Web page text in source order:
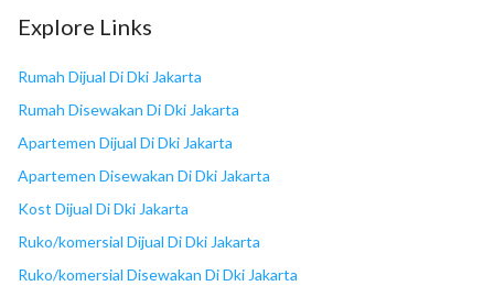
18 PGC
Explore Links
Rumah Dijual Di Dki Jakarta
Rumah Disewakan Di Dki Jakarta
Apartemen Dijual Di Dki Jakarta
Apartemen Disewakan Di Dki Jakarta
Kost Dijual Di Dki Jakarta
Ruko/komersial Dijual Di Dki Jakarta
Ruko/komersial Disewakan Di Dki Jakarta